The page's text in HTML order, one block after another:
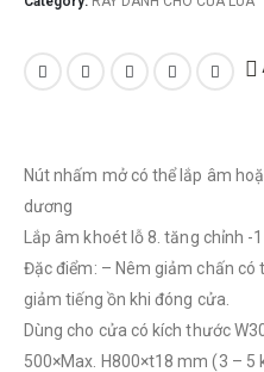
Nút nhấm mở có thể lắp âm
dương
Lắp âm khoét lỗ 8. tăng chỉnh -
Đặc điểm: – Nêm giảm chấn có
giảm tiếng ồn khi đóng cửa.
Dùng cho cửa có kích thước
500×Max. H800×t18 mm (3 – 5